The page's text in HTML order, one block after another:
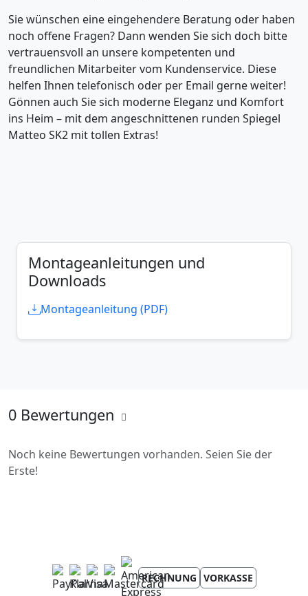
Sie wünschen eine eingehendere Beratung oder haben
noch offene Fragen? Dann wenden Sie sich doch bitte
vertrauensvoll an unsere kompetenten und
freundlichen Mitarbeiter vom Kundenservice. Diese
helfen Ihnen telefonisch oder per Email gerne weiter!
Gönnen auch Sie sich moderne Eleganz und Komfort
ins Heim – mit dem angeschnittenen runden Spiegel
Matteo SK2 mit tollen Extras!
Montageanleitungen und
Downloads
Montageanleitung (PDF)
0 Bewertungen
Noch keine Bewertungen vorhanden. Seien Sie der
Erste!
RECHNUNG VORKASSE